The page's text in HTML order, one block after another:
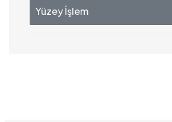
Yüzey İşlem